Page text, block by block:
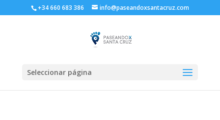
+34 660 683 386 info@paseandoxsantacruz.com
Seleccionar página